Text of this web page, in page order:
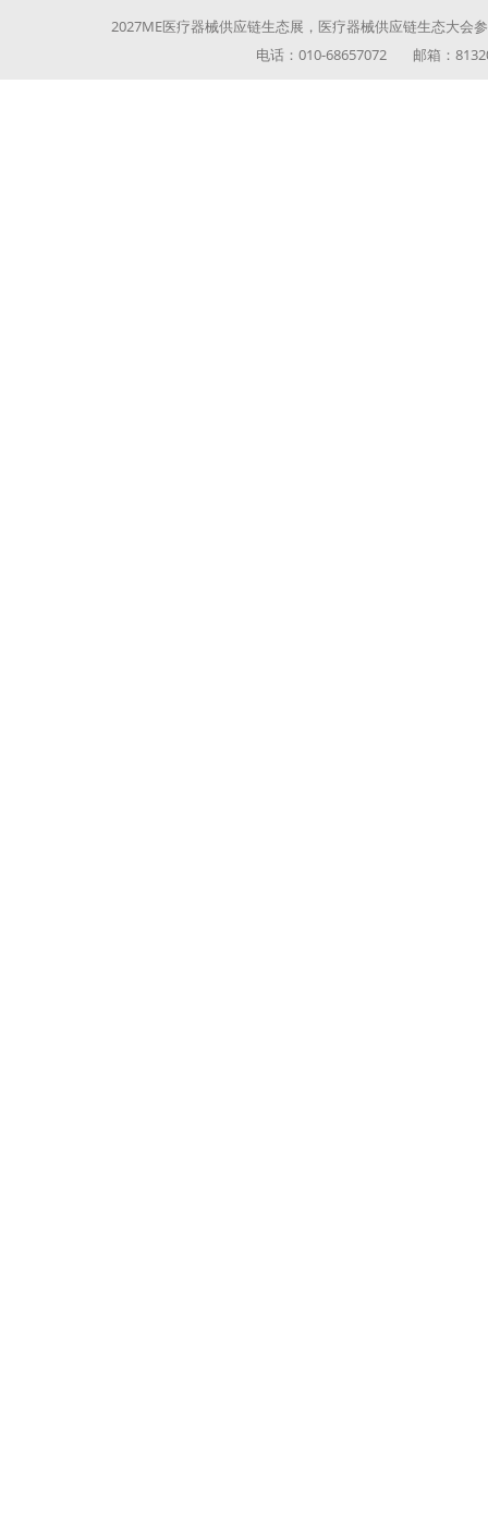
2027ME医疗器械供应链生态展，医疗器械供应链生态大
电话：010-68657072 邮箱：